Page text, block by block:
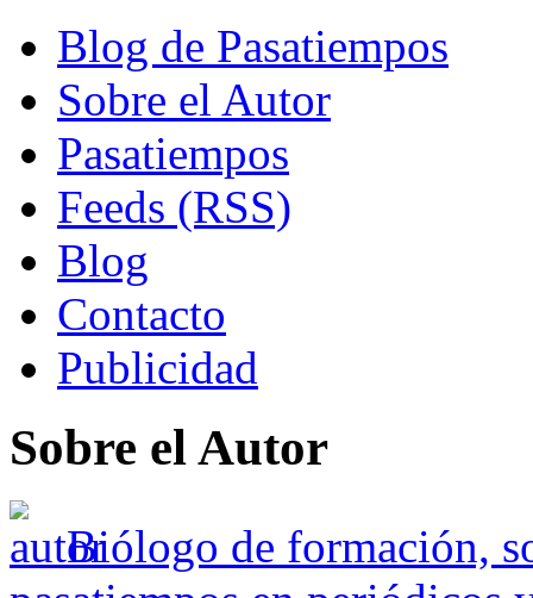
Blog de Pasatiempos
Sobre el Autor
Pasatiempos
Feeds (RSS)
Blog
Contacto
Publicidad
Sobre el Autor
Biólogo de formación,